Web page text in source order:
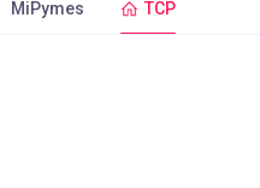
MiPymes TCP